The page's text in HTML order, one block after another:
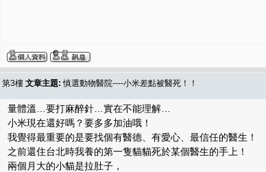
第3樓 文章主題: 慎選動物醫院----小米差點被醫死！！
量體溫…要打麻醉針…實在不能理解…
小米現在還好嗎？要多多加油哦！
我覺得最重要的是要找個有醫德、有愛心、最信任的醫生！
之前還住台北時我養的第一隻貓貓死於某個醫生的手上！
兩個月大的小貓是拉肚子，